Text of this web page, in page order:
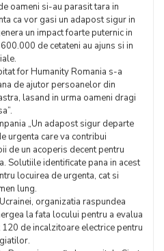
oameni si-au parasit tara in
ca vor gasi un adapost sigur in
un impact foarte puternic in
de cetateni au ajuns si in
for Humanity Romania s-a
de ajutor persoanelor din
lasand in urma oameni dragi
„Un adapost sigur departe
urgenta care va contribui
de un acoperis decent pentru
Solutiile identificate pana in acest
locuirea de urgenta, cat si
lung.
organizatia raspundea
la fata locului pentru a evalua
de incalzitoare electrice pentru